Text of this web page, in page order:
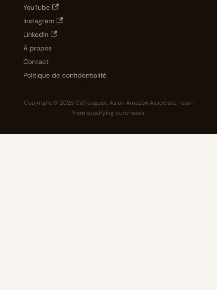
YouTube
Instagram
LinkedIn
À propos
Contact
Politique de confidentialité
Copyright © 2026 Coffeegeek. As an Amazon Associate I earn
from qualifying purchases.